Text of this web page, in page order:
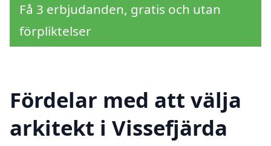
Få 3 erbjudanden, gratis och utan
förpliktelser
Fördelar med att välja
arkitekt i Vissefjärda